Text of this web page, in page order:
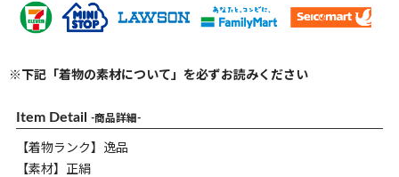
※下記「着物の素材について」を必ずお読みください
Item Detail -商品詳細-
【着物ランク】逸品
【素材】正絹